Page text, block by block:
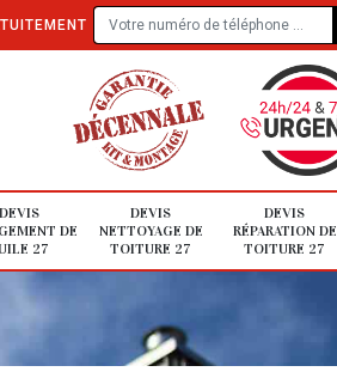
DEVIS
DE
27
DEVIS
NETTOYAGE DE
TOITURE 27
DEVIS
RÉPARATION DE
TOITURE 27